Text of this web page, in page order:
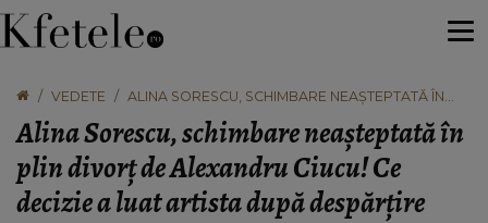
VEDETE
ALINA SORESCU, SCHIMBARE NEAȘTEPTATĂ ÎN
LUAT ARTISTA DUPĂ DESPĂRȚIRE
Alina Sorescu, schimbare neașteptată în
plin divorț de Alexandru Ciucu! Ce
decizie a luat artista după despărțire